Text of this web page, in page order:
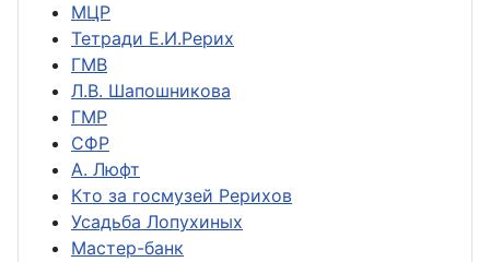
МЦР
Тетради Е.И.Рерих
ГМВ
Л.В. Шапошникова
ГМР
СФР
А. Люфт
Кто за госмузей Рерихов
Усадьба Лопухиных
Мастер-банк